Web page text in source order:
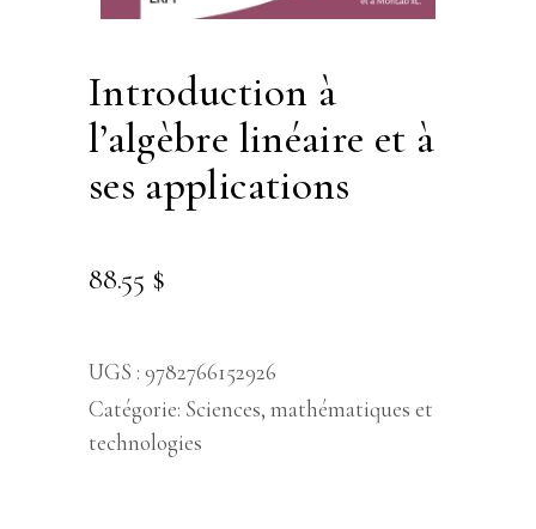
introduction à
l’algèbre linéaire et à
ses applications
88.55 $
UGS : 9782766152926
Catégorie: Sciences, mathématiques et
technologies